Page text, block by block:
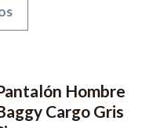
-62% OFF Hombre
Cargo Gris